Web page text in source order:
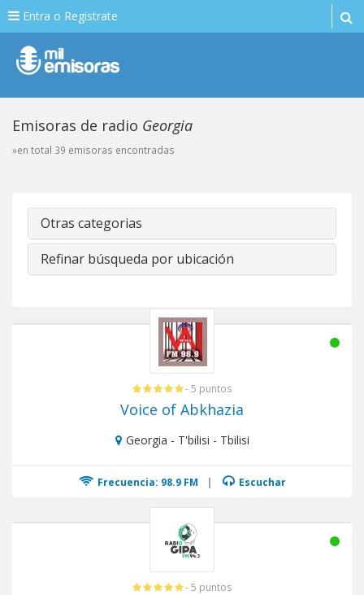
Entra o Registrate
Emisoras de radio Georgia
»en total 39 emisoras encontradas
Otras categorias
Refinar búsqueda por ubicación
- 5 puntos
Voice of Abkhazia
Georgia - T'bilisi - Tbilisi
Frecuencia: 98.9 FM | Escuchar
- 5 puntos